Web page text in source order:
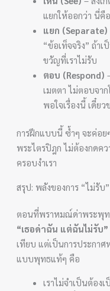
แยกให้ออกว่า นี่คื
แยก (Separate)
“ข้อเท็จจริง” ถ้า
ขวัญที่เราไม่รับ
ตอบ (Respond)
เมตตา ไม่ตอบจา
พอใจเรื่องนี้ เดี๋ย
การฝึกแบบนี้ ซ้ำๆ จะค่อย
พระไตรปิฎก ไม่ต้องกดค
ครอบงำเรา
สรุป: พลังของการ “ไม่รับ
ตอนที่พราหมณ์ด่าพระพุท
“เธอด่าฉัน แต่ฉันไม่รับ”
เทียบ แต่เป็นการประกา
แบบพุทธแท้ๆ คือ
เราไม่จำเป็นต้อง